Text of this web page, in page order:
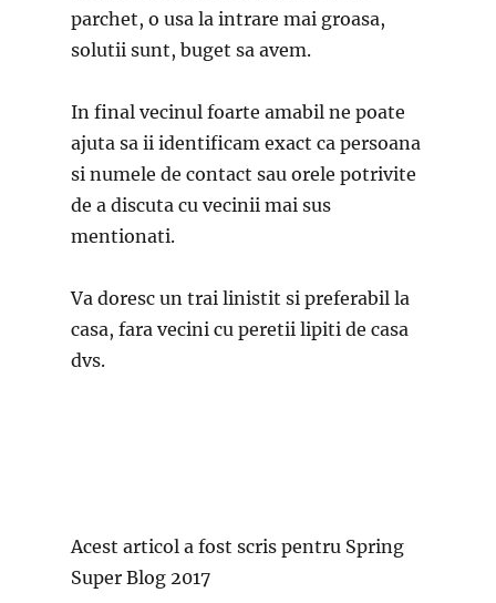
parchet, o usa la intrare mai groasa,
solutii sunt, buget sa avem.
In final vecinul foarte amabil ne poate
ajuta sa ii identificam exact ca persoana
si numele de contact sau orele potrivite
de a discuta cu vecinii mai sus
mentionati.
Va doresc un trai linistit si preferabil la
casa, fara vecini cu peretii lipiti de casa
dvs.
Acest articol a fost scris pentru Spring
Super Blog 2017